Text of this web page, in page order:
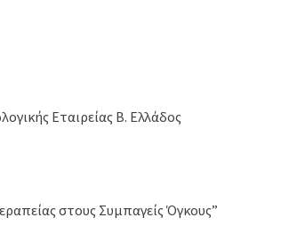
Εταιρείας Β. Ελλάδος
στους Συμπαγείς Όγκους”